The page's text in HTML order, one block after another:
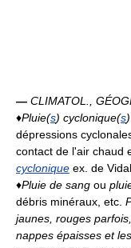
— CLIMATOL.,
♦Pluie(s) cyclonique(s)
dépressions
contact de l'air chaud
cyclonique ex. de
♦Pluie de sang ou
débris minéraux, etc.
jaunes, rouges
nappes épaisses et